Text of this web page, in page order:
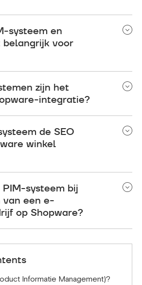
systeem en
voor
waardoor
kanalen wordt
stroomlijnen van workflows en
de nauwkeurigheid van
zijn het
integratie?
compatibel met Shopware. De
en schaalbaar;
gewaardeerd om zijn
de SEO
winkel
inclusief beschrijvingen, titels
en consistent is, wat uw
winkel prestaties door
voorzien van betrouwbare en
systeem bij
van een e-
op Shopware?
dat het beheer van duizenden
en efficiënt blijft door de
automatiseren, de
te verbeteren en het aantal
Informatie Management)?